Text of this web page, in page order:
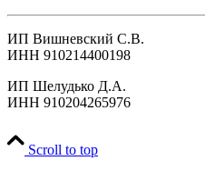
ИП Вишневский С.В.
ИНН 910214400198
ИП Шелудько Д.А.
ИНН 910204265976
Scroll to top